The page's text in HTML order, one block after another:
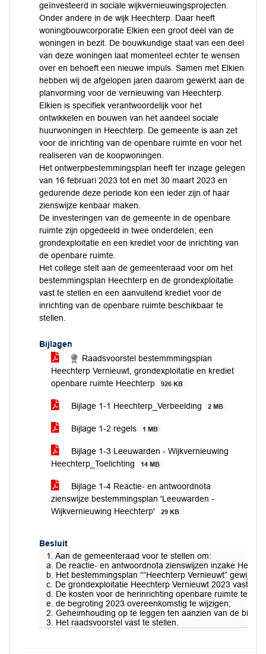
geïnvesteerd in sociale wijkvernieuwingsprojecten.
Onder andere in de wijk Heechterp. Daar heeft
woningbouwcorporatie Elkien een groot deel van de
woningen in bezit. De bouwkundige staat van een deel
van deze woningen laat momenteel echter te wensen
over en behoeft een nieuwe impuls. Samen met Elkien
hebben wij de afgelopen jaren daarom gewerkt aan de
planvorming voor de vernieuwing van Heechterp.
Elkien is specifiek verantwoordelijk voor het
ontwikkelen en bouwen van het aandeel sociale
huurwoningen in Heechterp. De gemeente is aan zet
voor de inrichting van de openbare ruimte en voor het
realiseren van de koopwoningen.
Het ontwerpbestemmingsplan heeft ter inzage gelegen
van 16 februari 2023 tot en met 30 maart 2023 en
gedurende deze periode kon een ieder zijn of haar
zienswijze kenbaar maken.
De investeringen van de gemeente in de openbare
ruimte zijn opgedeeld in twee onderdelen; een
grondexploitatie en een krediet voor de inrichting van
de openbare ruimte.
Het college stelt aan de gemeenteraad voor om het
bestemmingsplan Heechterp en de grondexploitatie
vast te stellen en een aanvullend krediet voor de
inrichting van de openbare ruimte beschikbaar te
stellen.
Bijlagen
Raadsvoorstel bestemmmingsplan
Heechterp Vernieuwt, grondexploitatie en krediet
openbare ruimte Heechterp
926 KB
Bijlage 1-1 Heechterp_Verbeelding 2 MB
Bijlage 1-2 regels 1 MB
Bijlage 1-3 Leeuwarden - Wijkvernieuwing
Heechterp_Toelichting
14 MB
Bijlage 1-4 Reactie- en antwoordnota
zienswijze bestemmingsplan 'Leeuwarden -
Wijkvernieuwing Heechterp'
29 KB
Besluit
1. Aan de gemeenteraad voor te stellen om:
a. De reactie- en antwoordnota zienswijzen inzake Het
b. Het bestemmingsplan ““Heechterp Vernieuwt”
c. De grondexploitatie Heechterp Vernieuwt 2023 vast te
d. De kosten voor de herinrichting openbare ruimte te
e. de begroting 2023 overeenkomstig te wijzigen;
2. Geheimhouding op te leggen ten aanzien van de
3. Het raadsvoorstel vast te stellen.